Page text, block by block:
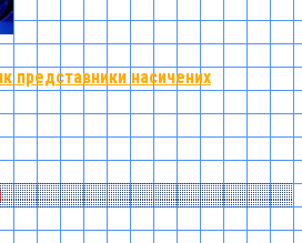
представники насичених